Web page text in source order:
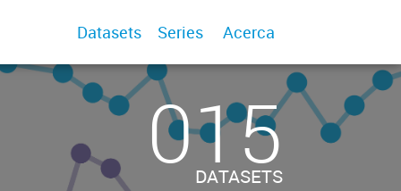
Datasets Series Acerca
015
DATASETS